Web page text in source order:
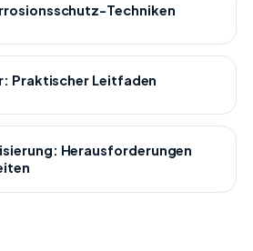
Techniken
Praktischer Leitfaden
Herausforderungen